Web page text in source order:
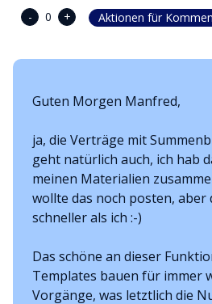
-
0 + Aktionen für
Guten Morgen Manfred,
ja, die Verträge mit
geht natürlich auch, ich hab
meinen Materialien
wollte das noch posten, aber
schneller als ich :-)
Das schöne an dieser
Templates bauen für immer
Vorgänge, was letztlich die